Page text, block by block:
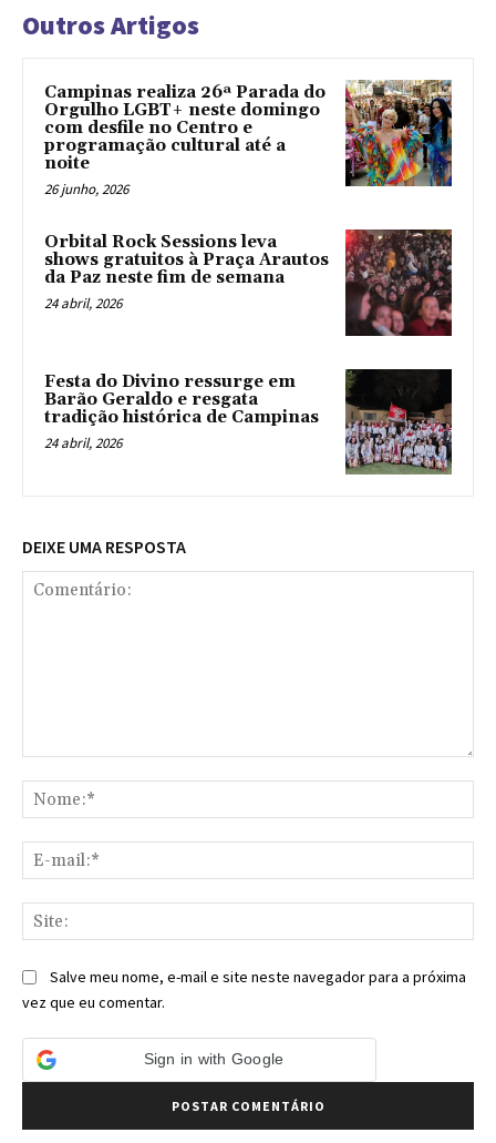
Outros Artigos
Campinas realiza 26ª Parada do
Orgulho LGBT+ neste domingo
com desfile no Centro e
programação cultural até a
noite
26 junho, 2026
Orbital Rock Sessions leva
shows gratuitos à Praça Arautos
da Paz neste fim de semana
24 abril, 2026
Festa do Divino ressurge em
Barão Geraldo e resgata
tradição histórica de Campinas
24 abril, 2026
DEIXE UMA RESPOSTA
Salve meu nome, e-mail e site neste navegador para a próxima
vez que eu comentar.
Sign in with Google